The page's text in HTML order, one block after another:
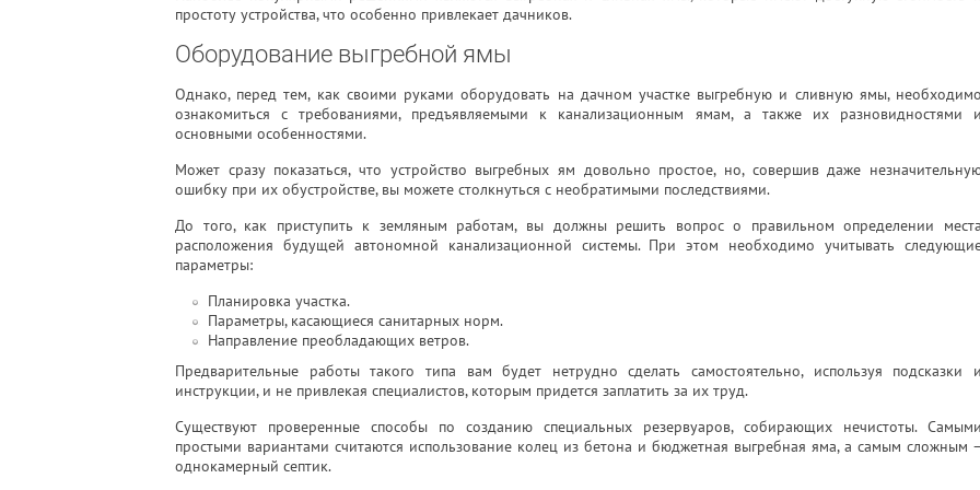
простоту устройства, что особенно привлекает дачников.
Оборудование выгребной ямы
Однако, перед тем, как своими руками оборудовать на дачном участке выгребную и сливную ямы, необходимо
ознакомиться с требованиями, предъявляемыми к канализационным ямам, а также их разновидностями и
основными особенностями.
Может сразу показаться, что устройство выгребных ям довольно простое, но, совершив даже
ошибку при их обустройстве, вы можете столкнуться с необратимыми последствиями.
До того, как приступить к земляным работам, вы должны решить вопрос о правильном определении места
расположения будущей автономной канализационной системы. При этом необходимо учитывать
параметры:
Планировка участка.
Параметры, касающиеся санитарных норм.
Направление преобладающих ветров.
Предварительные работы такого типа вам будет нетрудно сделать самостоятельно, используя подсказки и
инструкции, и не привлекая специалистов, которым придется заплатить за их труд.
Существуют проверенные способы по созданию специальных резервуаров, собирающих нечистоты. Самыми
простыми вариантами считаются использование колец из бетона и бюджетная выгребная яма, а самым сложным –
однокамерный септик.